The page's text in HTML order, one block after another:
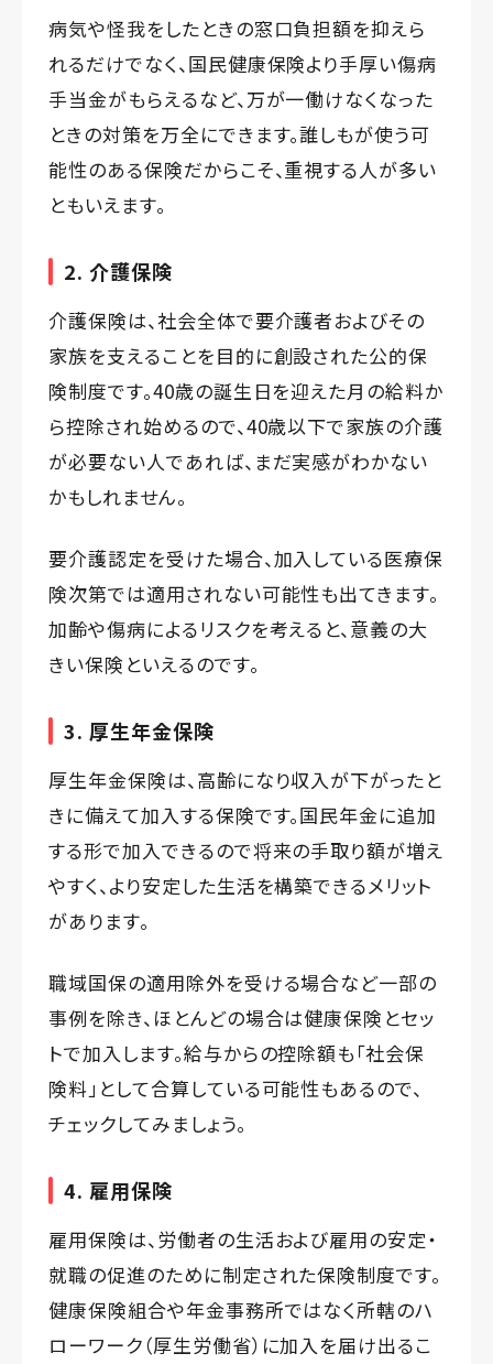
病気や怪我をしたときの窓口負担額を抑えら
れるだけでなく、国民健康保険より手厚い傷病
手当金がもらえるなど、万が一働けなくなった
ときの対策を万全にできます。誰しもが使う可
能性のある保険だからこそ、重視する人が多い
ともいえます。
2. 介護保険
介護保険は、社会全体で要介護者およびその
家族を支えることを目的に創設された公的保
険制度です。40歳の誕生日を迎えた月の給料か
ら控除され始めるので、40歳以下で家族の介護
が必要ない人であれば、まだ実感がわかない
かもしれません。
要介護認定を受けた場合、加入している医療保
険次第では適用されない可能性も出てきます。
加齢や傷病によるリスクを考えると、意義の大
きい保険といえるのです。
3. 厚生年金保険
厚生年金保険は、高齢になり収入が下がったと
きに備えて加入する保険です。国民年金に追加
する形で加入できるので将来の手取り額が増え
やすく、より安定した生活を構築できるメリット
があります。
職域国保の適用除外を受ける場合など一部の
事例を除き、ほとんどの場合は健康保険とセッ
トで加入します。給与からの控除額も「社会保
険料」として合算している可能性もあるので、
チェックしてみましょう。
4. 雇用保険
雇用保険は、労働者の生活および雇用の安定・
就職の促進のために制定された保険制度です。
健康保険組合や年金事務所ではなく所轄のハ
ローワーク（厚生労働省）に加入を届け出るこ